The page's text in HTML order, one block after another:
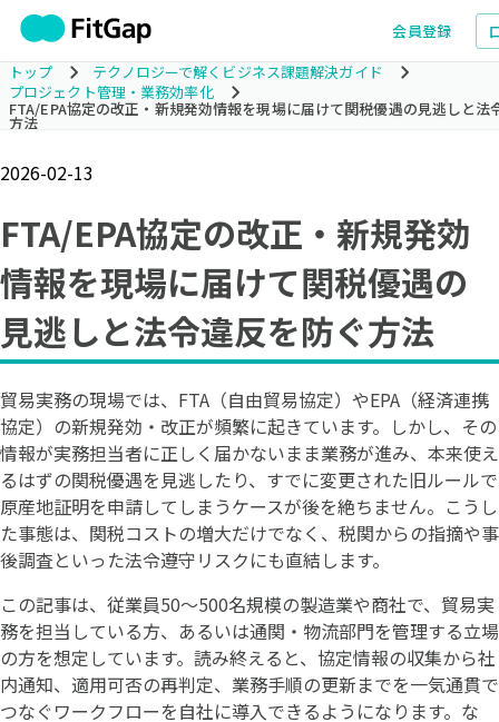
会員登録
トップ
テクノロジーで解くビジネス課題解決ガイド
プロジェクト管理・業務効率化
FTA/EPA協定の改正・新規発効情報を現場に届けて関税優遇の見逃しと法
方法
2026-02-13
FTA/EPA協定の改正・新規発効
情報を現場に届けて関税優遇の
見逃しと法令違反を防ぐ方法
貿易実務の現場では、FTA（自由貿易協定）やEPA（経済連携
協定）の新規発効・改正が頻繁に起きています。しかし、その
情報が実務担当者に正しく届かないまま業務が進み、本来使え
るはずの関税優遇を見逃したり、すでに変更された旧ルールで
原産地証明を申請してしまうケースが後を絶ちません。こうし
た事態は、関税コストの増大だけでなく、税関からの指摘や事
後調査といった法令遵守リスクにも直結します。
この記事は、従業員50〜500名規模の製造業や商社で、貿易実
務を担当している方、あるいは通関・物流部門を管理する立場
の方を想定しています。読み終えると、協定情報の収集から社
内通知、適用可否の再判定、業務手順の更新までを一気通貫で
つなぐワークフローを自社に導入できるようになります。な